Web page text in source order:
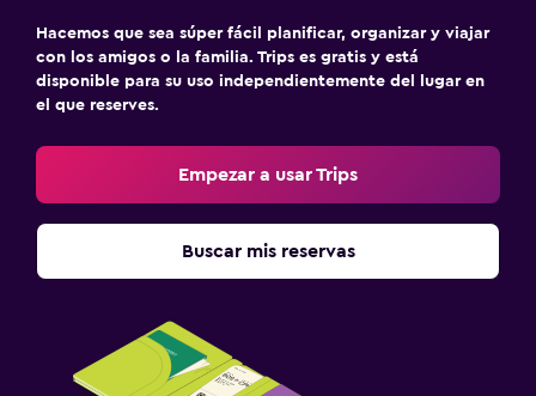
Hacemos que sea súper fácil planificar, organizar y viajar
con los amigos o la familia. Trips es gratis y está
disponible para su uso independientemente del lugar en
el que reserves.
Empezar a usar Trips
Buscar mis reservas